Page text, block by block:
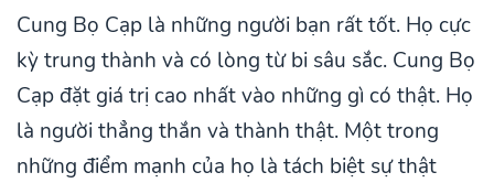
Cung Bọ Cạp là những người bạn rất tốt. Họ cực
kỳ trung thành và có lòng từ bi sâu sắc. Cung Bọ
Cạp đặt giá trị cao nhất vào những gì có thật. Họ
là người thẳng thắn và thành thật. Một trong
những điểm mạnh của họ là tách biệt sự thật